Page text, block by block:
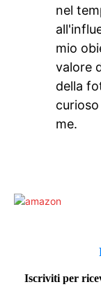
nel
mio
valore
della
me.
Iscriviti per